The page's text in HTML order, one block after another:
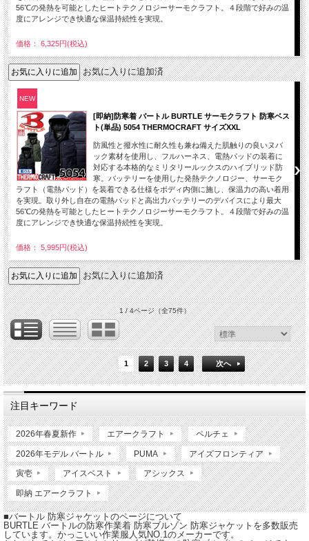
56℃の発熱を可能としたヒートテクノロジーサーモクラフト。４段階で好みの温
度にアレンジでき快適な保温持続性を実現。
価格： 6,325円(税込)
お気に入りに追加済
NEW
[即納]防寒着 バートル BURTLE サーモクラフト 防寒ベス
ト(単品) 5054 THERMOCRAFT サイズXXL
防風性と撥水性に耐久性も兼ね備えた肌触りの良いヌバ
ック素材を使用し、フルハーネス、電熱パッドの装着に
対応する本格的なミリタリールックスのハイブリッド防
寒。バッテリーを使用した発熱テクノロジー、サーモク
ラフト（電熱パッド）を装着できる仕様をボディ内側に施し、保温力の高い着用
を実現。取り外し自在の電熱パッドと高出力バッテリーのデバイスにより最大
56℃の発熱を可能としたヒートテクノロジーサーモクラフト。４段階で好みの温
度にアレンジでき快適な保温持続性を実現。
価格： 5,995円(税込)
お気に入りに追加済
1 / 4ページ（全75件）
1 2 3 4 次へ
注目キーワード
2026年春夏新作 エアークラフト ペルチェ
2026年モデル バートル PUMA アイズフロンティア
寅壱 アイスベスト アシックス
即納 エアークラフト
■バートル 防寒ジャケットのページについて
BURTLE バートルの防寒作業着 防寒ブルゾン 防寒ジャケットを多数販売
しています。かっこいい作業服人気NO.1のメーカーです。